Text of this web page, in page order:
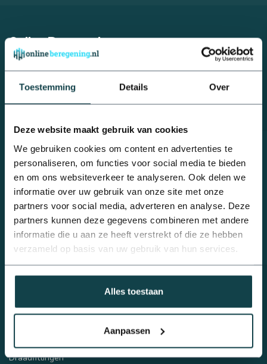
Toestemming Details Over
Deze website maakt gebruik van cookies
We gebruiken cookies om content en advertenties te
personaliseren, om functies voor social media te bieden
en om ons websiteverkeer te analyseren. Ook delen we
informatie over uw gebruik van onze site met onze
partners voor social media, adverteren en analyse. Deze
partners kunnen deze gegevens combineren met andere
informatie die u aan ze heeft verstrekt of die ze hebben
verzameld op basis van uw gebruik van hun services.
Alles toestaan
Aanpassen
Online Beregening
Houtmanskampweg 9
6669 MZ Dodewaard
Nederland
0488 - 740 032
info@onlineberegening.nl
Categorieën
Complete beregeningssets
Bulkvoordeel
Druppelbevloeiing
Sproeiers
Draadfittingen
Beregeningsplan?